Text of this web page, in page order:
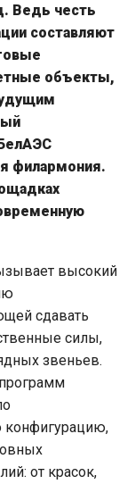
Ведь честь
составляют
объекты,
филармония.
высокий
сдавать
силы,
звеньев.
конфигурацию,
от красок,